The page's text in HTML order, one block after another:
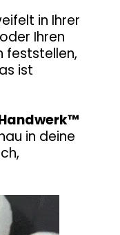
in Ihrer
Ihren
feststellen,
ist
in deine